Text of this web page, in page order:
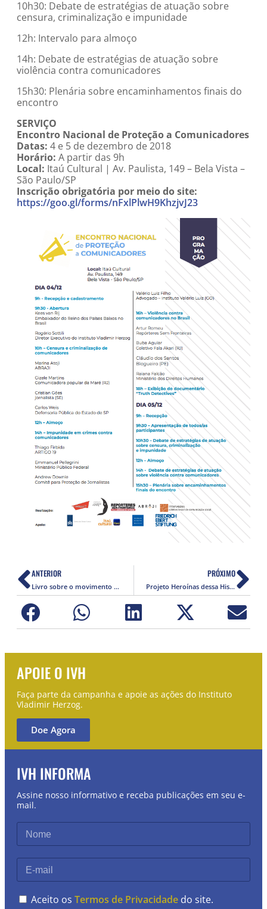
10h30: Debate de estratégias de atuação sobre
censura, criminalização e impunidade
12h: Intervalo para almoço
14h: Debate de estratégias de atuação sobre
violência contra comunicadores
15h30: Plenária sobre encaminhamentos finais do
encontro
SERVIÇO
Encontro Nacional de Proteção a Comunicadores
Datas: 4 e 5 de dezembro de 2018
Horário: A partir das 9h
Local: Itaú Cultural | Av. Paulista, 149 – Bela Vista –
São Paulo/SP
Inscrição obrigatória por meio do site:
https://goo.gl/forms/nFxlPlwH9KhzjvJ23
ANTERIOR
Livro sobre o movimento LGBT no Brasil é lançado em São Paulo
PRÓXIMO
Projeto Heroínas dessa História realiza roda de conversa na Caixa Cultural
APOIE O IVH
Faça parte da campanha e apoie as ações do Instituto
Vladimir Herzog.
Doe Agora
IVH INFORMA
Assine nosso informativo e receba publicações em seu e-
mail.
Aceito os Termos de Privacidade do site.